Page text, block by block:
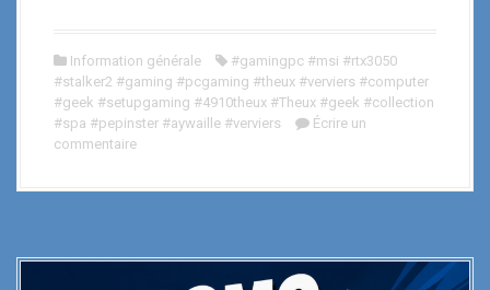
g
e
m
e
Information générale
#gamingpc #msi #rtx3050
#stalker2 #gaming #pcgaming #theux #verviers #computer
#geek #setupgaming #4910theux #Theux #geek #collection
#spa #pepinster #aywaille #verviers
Écrire un
commentaire